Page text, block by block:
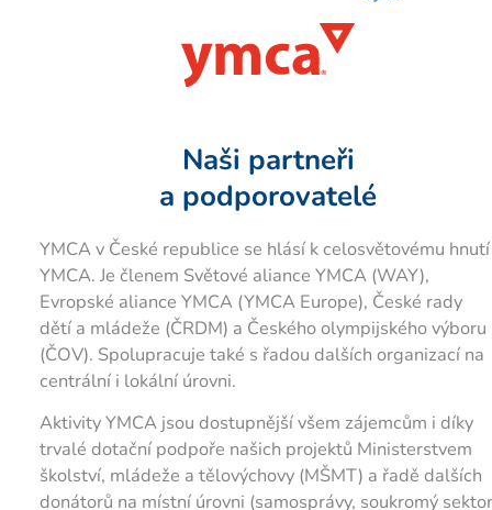
Naši partneři
a podporovatelé
YMCA v České republice se hlásí k celosvětovému hnutí
YMCA. Je členem Světové aliance YMCA (WAY),
Evropské aliance YMCA (YMCA Europe), České rady
dětí a mládeže (ČRDM) a Českého olympijského výboru
(ČOV). Spolupracuje také s řadou dalších organizací na
centrální i lokální úrovni.
Aktivity YMCA jsou dostupnější všem zájemcům i díky
trvalé dotační podpoře našich projektů Ministerstvem
školství, mládeže a tělovýchovy (MŠMT) a řadě dalších
donátorů na místní úrovni (samosprávy, soukromý sektor